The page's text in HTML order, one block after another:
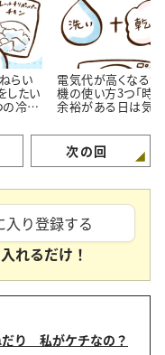
らい
したい
の冷凍
電気代が高くなる
機の使い方3つ「時
余裕がある日は気
次の回
入り登録する
れるだけ！
り 私がケチなの？